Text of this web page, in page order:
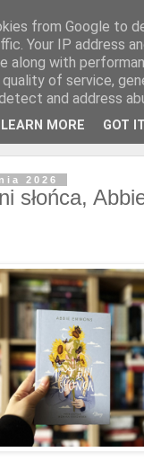
2026
słońca,
from Google to
Your IP address
along with
of service,
and address
LEARN MORE GOT IT